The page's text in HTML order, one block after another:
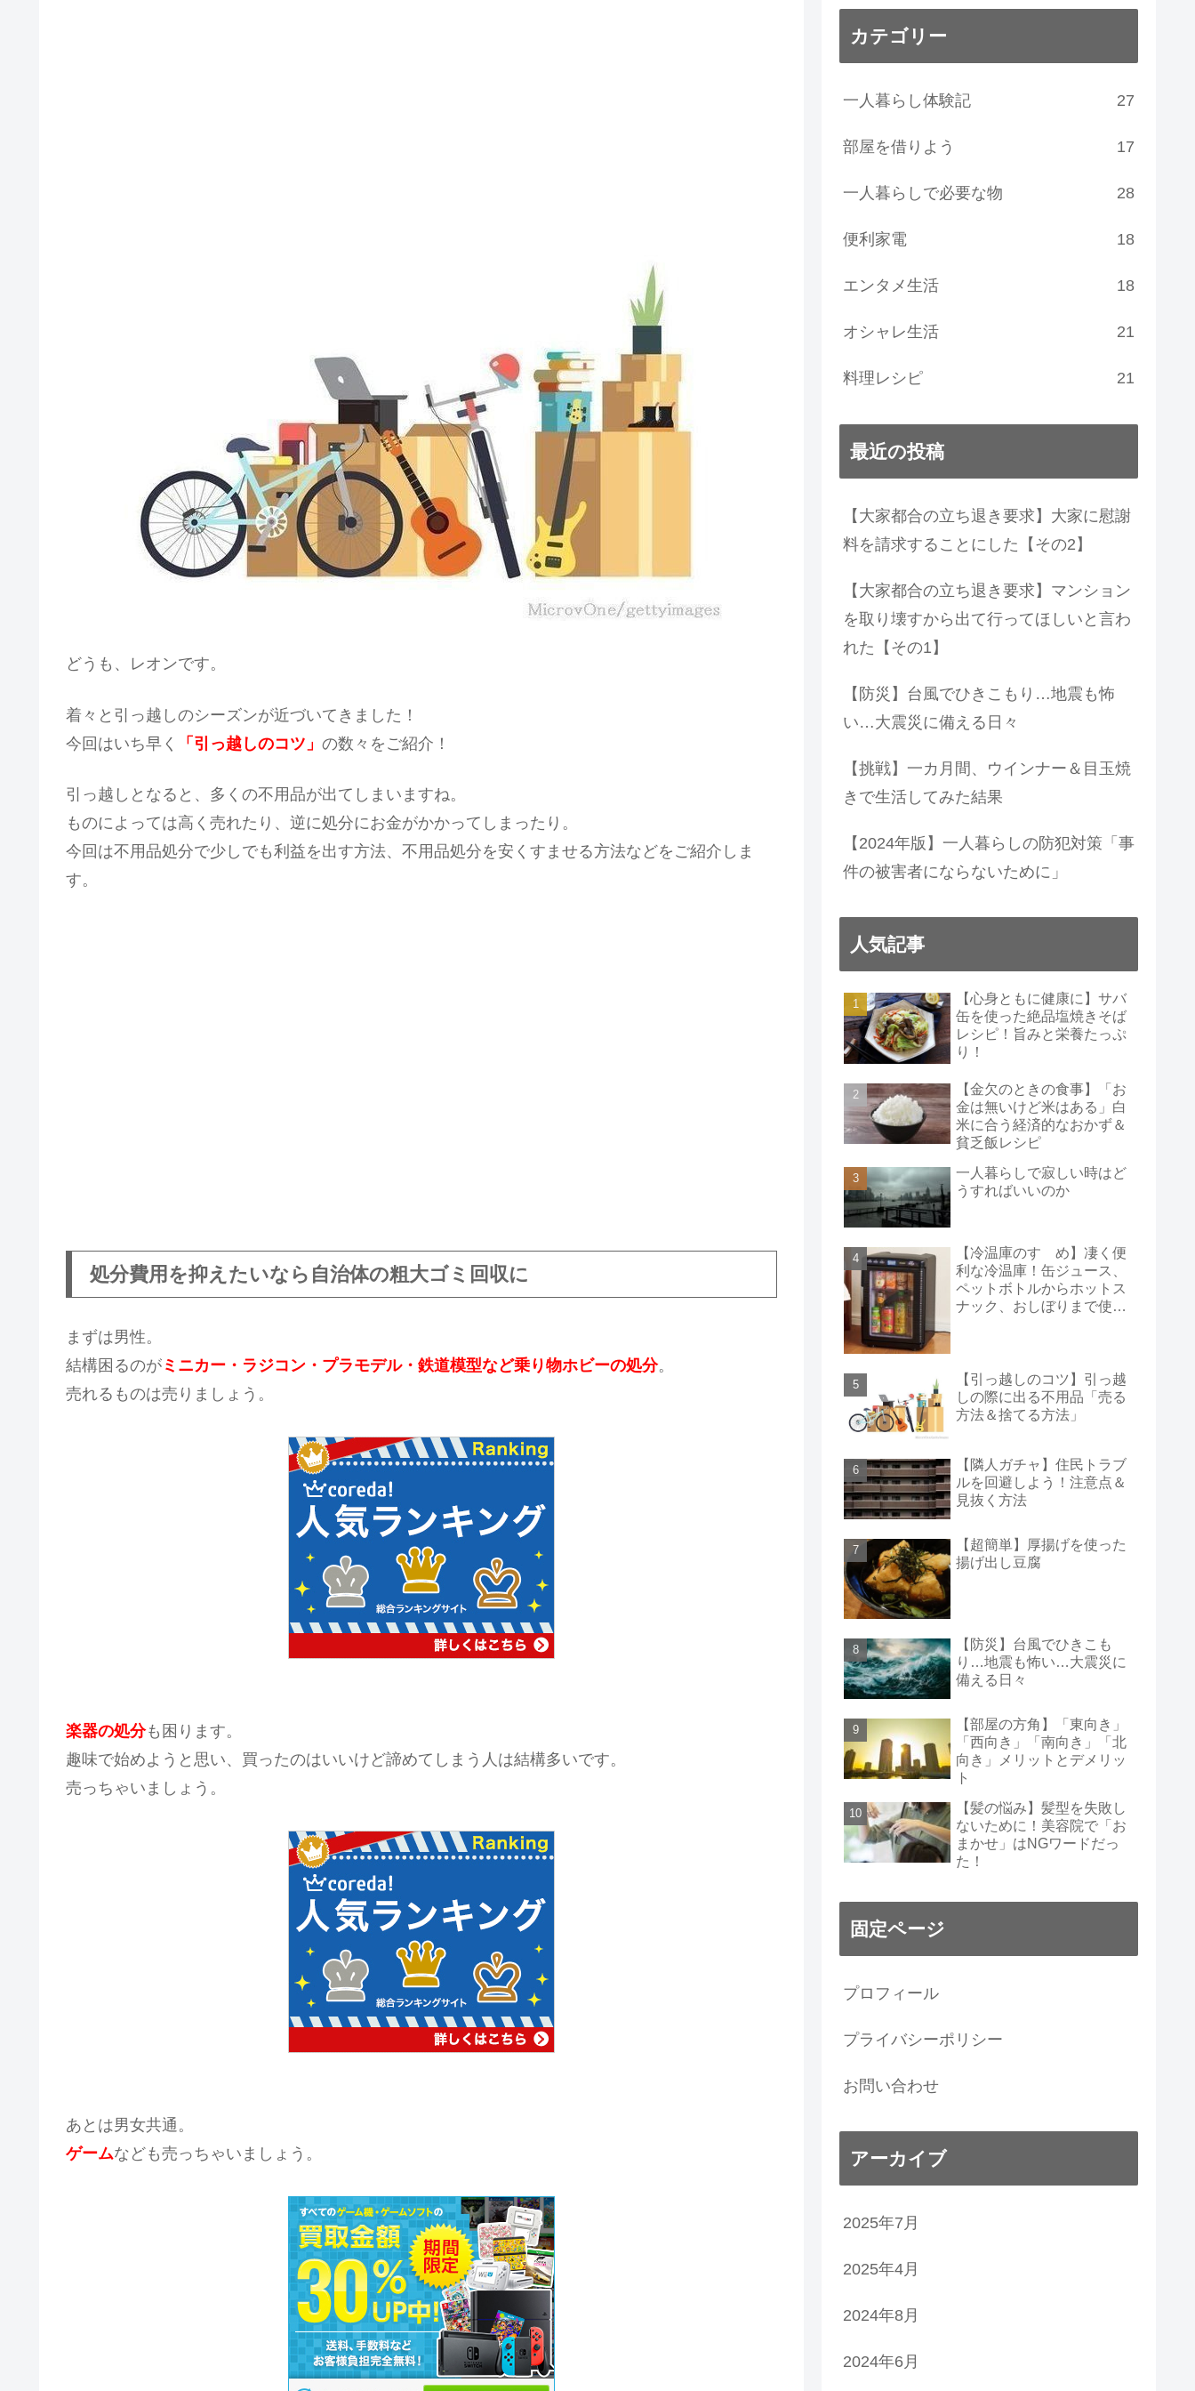
どうも、レオンです。
着々と引っ越しのシーズンが近づいてきました！
今回はいち早く
「引っ越しのコツ」 の数々をご紹介！
引っ越しとなると、多くの不用品が出てしまいますね。
ものによっては高く売れたり、逆に処分にお金がかかってしまったり。
今回は不用品処分で少しでも利益を出す方法、不用品処分を安くすませる方法などをご紹介しま
す。
処分費用を抑えたいなら自治体の粗大ゴミ回収に
まずは男性。
結構困るのが ミニカー・ラジコン・プラモデル・鉄道模型など乗り物ホビーの処分。
売れるものは売りましょう。
楽器の処分も困ります。
趣味で始めようと思い、買ったのはいいけど諦めてしまう人は結構多いです。
売っちゃいましょう。
あとは男女共通。
ゲームなども売っちゃいましょう。
カテゴリー
一人暮らし体験記 27
部屋を借りよう 17
一人暮らしで必要な物 28
便利家電 18
エンタメ生活 18
オシャレ生活 21
料理レシピ 21
最近の投稿
【大家都合の立ち退き要求】大家に慰謝
料を請求することにした【その2】
【大家都合の立ち退き要求】マンション
を取り壊すから出て行ってほしいと言わ
れた【その1】
【防災】台風でひきこもり…地震も怖
い…大震災に備える日々
【挑戦】一カ月間、ウインナー＆目玉焼
きで生活してみた結果
【2024年版】一人暮らしの防犯対策「事
件の被害者にならないために」
人気記事
【心身ともに健康に】サバ
缶を使った絶品塩焼きそば
レシピ！旨みと栄養たっぷ
り！
【金欠のときの食事】「お
金は無いけど米はある」白
米に合う経済的なおかず＆
貧乏飯レシピ
一人暮らしで寂しい時はど
うすればいいのか
【冷温庫のすゝめ】凄く便
利な冷温庫！缶ジュース、
ペットボトルからホットス
ナック、おしぼりまで使え
【引っ越しのコツ】引っ越
しの際に出る不用品「売る
方法＆捨てる方法」
【隣人ガチャ】住民トラブ
ルを回避しよう！注意点＆
見抜く方法
【超簡単】厚揚げを使った
揚げ出し豆腐
【防災】台風でひきこも
り…地震も怖い…大震災に
備える日々
【部屋の方角】「東向き」
「西向き」「南向き」「北
向き」メリットとデメリッ
ト
【髪の悩み】髪型を失敗し
ないために！美容院で「お
まかせ」はNGワードだっ
た！
固定ページ
プロフィール
プライバシーポリシー
お問い合わせ
アーカイブ
2025年7月
2025年4月
2024年8月
2024年6月